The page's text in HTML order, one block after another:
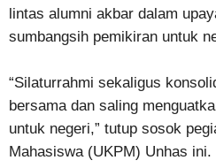
lintas alumni akbar dalam
sumbangsih pemikiran untuk
“Silaturrahmi sekaligus
bersama dan saling
untuk negeri,” tutup sosok
Mahasiswa (UKPM) Unhas ini.